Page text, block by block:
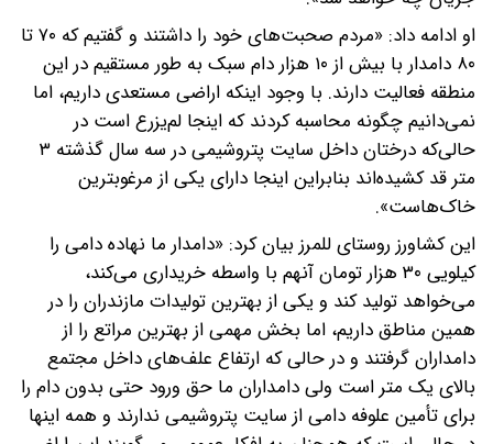
او ادامه داد: «مردم صحبت‌های خود را داشتند و گفتیم که ۷۰ تا
۸۰ دامدار با بیش از ۱۰ هزار دام سبک به طور مستقیم در این
منطقه فعالیت دارند. با وجود اینکه اراضی مستعدی داریم، اما
نمی‌دانیم چگونه محاسبه کردند که اینجا لم‌یزرع است در
حالی‌که درختان داخل سایت پتروشیمی در سه سال گذشته ۳
متر قد کشیده‌اند بنابراین اینجا دارای یکی از مرغوبترین
خاک‌هاست».
این کشاورز روستای للمرز بیان کرد: «دامدار ما نهاده دامی را
کیلویی ۳۰ هزار تومان آنهم با واسطه خریداری می‌کند،
می‌خواهد تولید کند و یکی از بهترین تولیدات مازندران را در
همین مناطق داریم، اما بخش مهمی از بهترین مراتع را از
دامداران گرفتند و در حالی که ارتفاع علف‌های داخل مجتمع
بالای یک متر است ولی دامداران ما حق ورود حتی بدون دام را
برای تأمین علوفه دامی از سایت پتروشیمی ندارند و همه اینها